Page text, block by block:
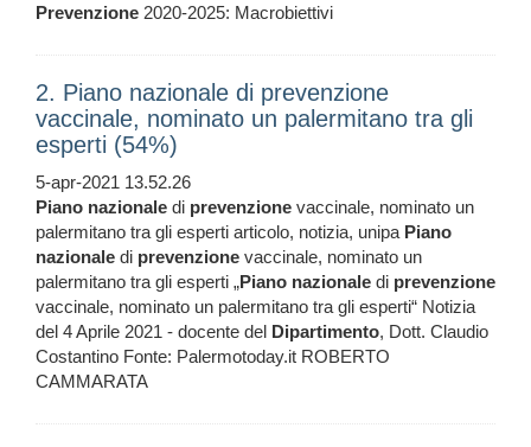
Prevenzione 2020-2025: Macrobiettivi
2. Piano nazionale di prevenzione
vaccinale, nominato un palermitano tra gli
esperti (54%)
5-apr-2021 13.52.26
Piano nazionale di prevenzione vaccinale, nominato un
palermitano tra gli esperti articolo, notizia, unipa Piano
nazionale di prevenzione vaccinale, nominato un
palermitano tra gli esperti „Piano nazionale di prevenzione
vaccinale, nominato un palermitano tra gli esperti“ Notizia
del 4 Aprile 2021 - docente del Dipartimento, Dott. Claudio
Costantino Fonte: Palermotoday.it ROBERTO
CAMMARATA